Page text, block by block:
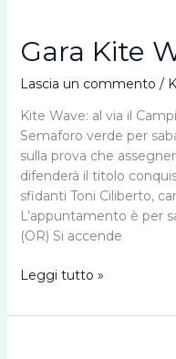
il
Campionato
Gara Kite
Lascia un commento /
Kite Wave: al via il
Semaforo verde per
sulla prova che
difenderà il titolo
sfidanti Toni Ciliberto,
L’appuntamento è per
(OR) Si accende
Gara
Wave
Leggi tutto »